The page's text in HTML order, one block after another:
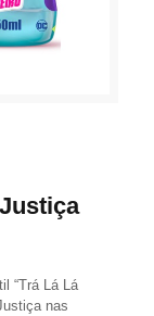
“Trá Lá Lá
nas